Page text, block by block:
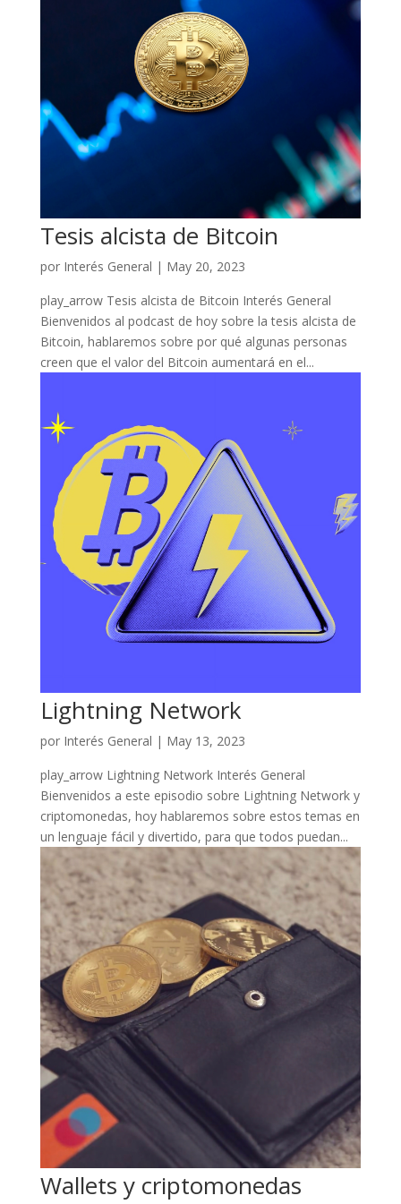
Tesis alcista de Bitcoin
por Interés General | May 20, 2023
play_arrow Tesis alcista de Bitcoin Interés General
Bienvenidos al podcast de hoy sobre la tesis alcista de
Bitcoin, hablaremos sobre por qué algunas personas
creen que el valor del Bitcoin aumentará en el...
Lightning Network
por Interés General | May 13, 2023
play_arrow Lightning Network Interés General
Bienvenidos a este episodio sobre Lightning Network y
criptomonedas, hoy hablaremos sobre estos temas en
un lenguaje fácil y divertido, para que todos puedan...
Wallets y criptomonedas